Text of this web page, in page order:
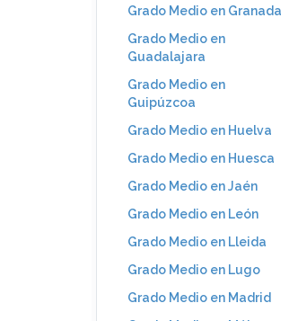
Grado Medio en Granada
Grado Medio en
Guadalajara
Grado Medio en
Guipúzcoa
Grado Medio en Huelva
Grado Medio en Huesca
Grado Medio en Jaén
Grado Medio en León
Grado Medio en Lleida
Grado Medio en Lugo
Grado Medio en Madrid